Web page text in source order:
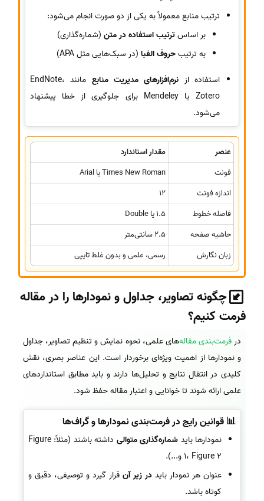
ترتیب منابع معمولاً به یکی از دو صورت انجام می‌شود:
بر اساسترتیب استفاده در متن (شماره‌گذاری)
به ترتیبحروف الفبا (در سبک‌هایی مثل APA)
استفاده از نرم‌افزارهای مدیریت منابع
مانند EndNote،
Zotero یا Mendeley برای جلوگیری از خطا پیشنهاد
می‌شود.
عنصر
مقدار استاندارد
فونت
Times New Roman یا Arial
اندازه فونت
12
فاصله خطوط
1.5 یا Double
حاشیه صفحه
2.5 سانتی‌متر
زبان نگارش
رسمی، علمی و بدون غلط تایپی
چگونه تصاویر، جداول و نمودارها را در مقاله
فرمت کنیم؟
درفرمت‌بندی مقاله‌های علمی، نحوه نمایش و تنظیم تصاویر، جداول
و نمودارها از اهمیت ویژه‌ای برخوردار است. این عناصر بصری، نقش
کلیدی در انتقال نتایج و تحلیل‌ها دارند و باید مطابق استانداردهای
علمی ارائه شوند تا خوانایی و اعتبار مقاله حفظ شود.
📊 قوانین رایج در فرمت‌بندی نمودارها و گراف‌ها
نمودارها باید شماره‌گذاری متوالی
داشته باشند (مثلاً: Figure
1، Figure 2 و...).
عنوان هر نمودار باید در زیر آن قرار گیرد و توصیفی، دقیق و
کوتاه باشد.